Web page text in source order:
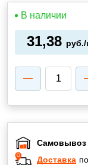
В наличии
31,38 руб./
Самовывоз
Доставка по